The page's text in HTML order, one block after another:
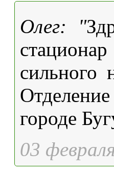
Олег: "
сильного
городе
03